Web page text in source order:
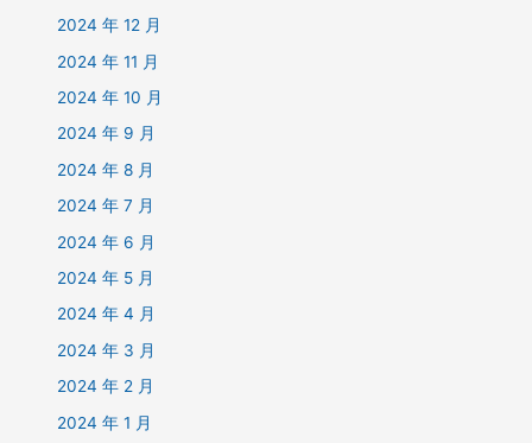
2024 年 12 月
2024 年 11 月
2024 年 10 月
2024 年 9 月
2024 年 8 月
2024 年 7 月
2024 年 6 月
2024 年 5 月
2024 年 4 月
2024 年 3 月
2024 年 2 月
2024 年 1 月